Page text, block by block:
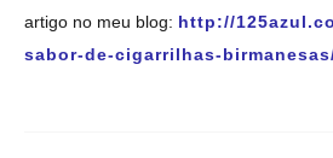
artigo no meu blog: http://
sabor-de-cigarrilhas-